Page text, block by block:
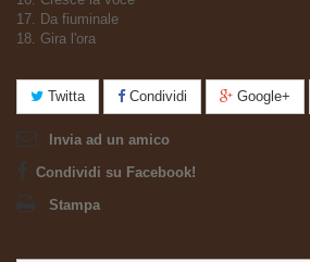
17. Da fiuminale
18. Gira l'ora
Twitta Condividi Google+
Invia ad un amico
Condividi su Facebook!
Stampa